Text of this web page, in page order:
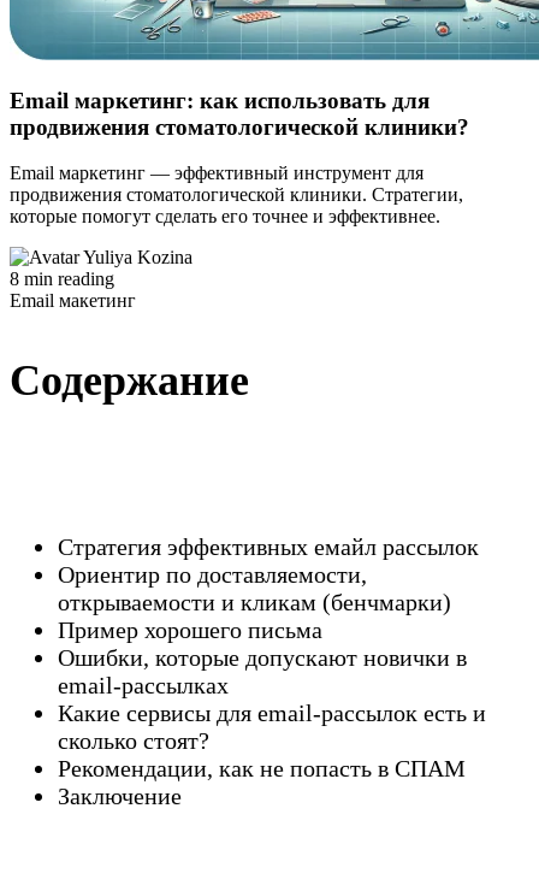
Email маркетинг: как использовать для
продвижения стоматологической клиники?
Email маркетинг — эффективный инструмент для
продвижения стоматологической клиники. Стратегии,
которые помогут сделать его точнее и эффективнее.
Yuliya Kozina
8 min reading
Email макетинг
Содержание
Стратегия эффективных емайл рассылок
Ориентир по доставляемости,
открываемости и кликам (бенчмарки)
Пример хорошего письма
Ошибки, которые допускают новички в
email-рассылках
Какие сервисы для email-рассылок есть и
сколько стоят?
Рекомендации, как не попасть в СПАМ
Заключение